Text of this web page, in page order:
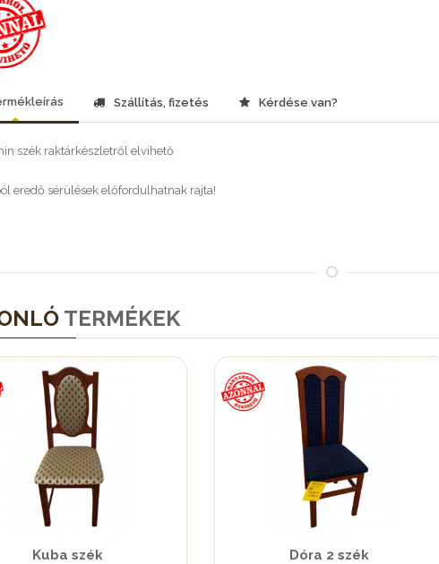
Szállítás, fizetés Kérdése van?
szék raktárkészletről elvihető
eredő sérülések előfordulhatnak rajta!
TERMÉKEK
Kuba szék Dóra 2 szék